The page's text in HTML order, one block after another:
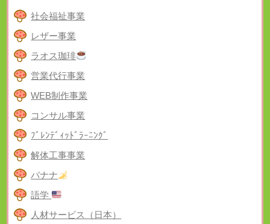
社会福祉事業
レザー事業
ラオス珈琲
営業代行事業
WEB制作事業
コンサル事業
ﾌﾞﾚﾝﾃﾞｨｯﾄﾞﾗｰﾆﾝｸﾞ
解体工事事業
バナナ
語学
人材サービス（日本）